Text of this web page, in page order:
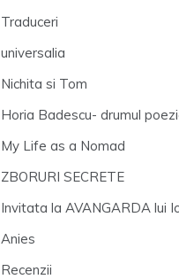
Traduceri
universalia
Nichita si Tom
Horia Badescu- drumul
My Life as a Nomad
ZBORURI SECRETE
Invitata la AVANGARDA lui
Anies
Recenzii